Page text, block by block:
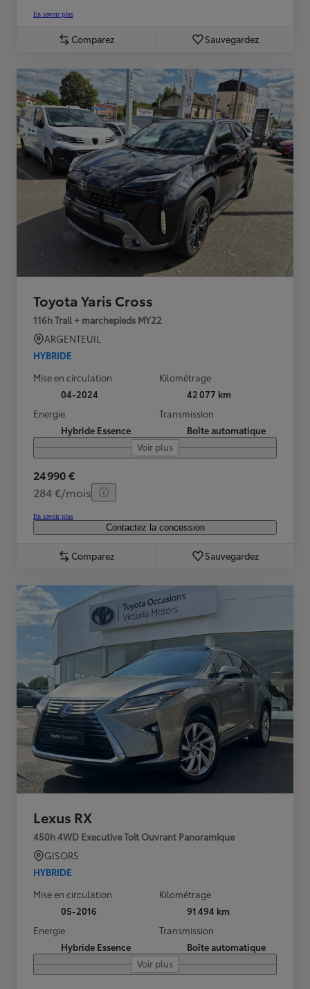
En savoir plus
Comparez Sauvegardez
Toyota Yaris Cross
116h Trail + marchepieds MY22
ARGENTEUIL
HYBRIDE
Mise en circulation
04-2024
Kilométrage
42 077 km
Energie
Hybride Essence
Transmission
Boîte automatique
Voir plus
24 990 €
284 €/mois
En savoir plus
Contactez la concession
Comparez Sauvegardez
Lexus RX
450h 4WD Executive Toit Ouvrant Panoramique
GISORS
HYBRIDE
Mise en circulation
05-2016
Kilométrage
91 494 km
Energie
Hybride Essence
Transmission
Boîte automatique
Voir plus